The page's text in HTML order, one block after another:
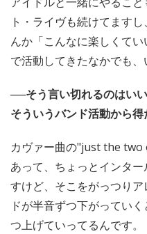
ト・ライヴも続けてます
んか「こんなに楽しくて
で活動してきたなかでも、
──そう言い切れるのはい
そういうバンド活動から得
カヴァー曲の"just the two
あって、ちょっとインタ
すけど、そこをがっつり
ドが半音ずつ下がってい
つ上げていってるんです